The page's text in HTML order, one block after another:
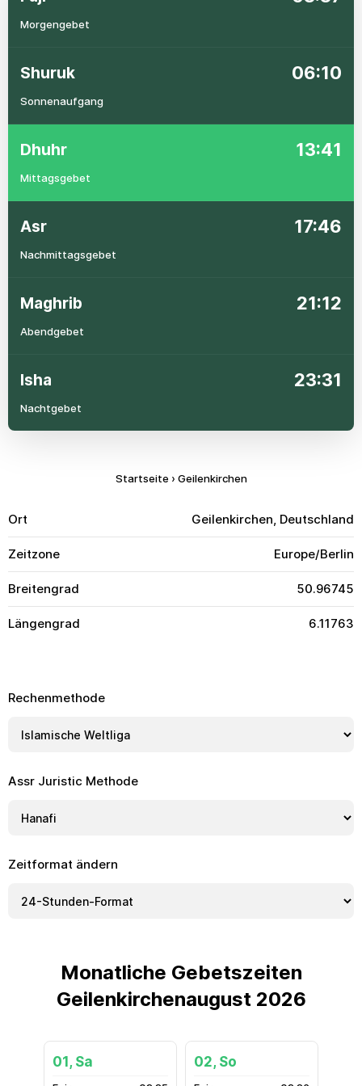
Morgengebet
Shuruk 06:10
Sonnenaufgang
Dhuhr 13:41
Mittagsgebet
Asr 17:46
Nachmittagsgebet
Maghrib 21:12
Abendgebet
Isha 23:31
Nachtgebet
Startseite › Geilenkirchen
Ort Geilenkirchen, Deutschland
Zeitzone Europe/Berlin
Breitengrad 50.96745
Längengrad 6.11763
Rechenmethode
Assr Juristic Methode
Zeitformat ändern
Monatliche Gebetszeiten
Geilenkirchenaugust 2026
01, Sa 02, So